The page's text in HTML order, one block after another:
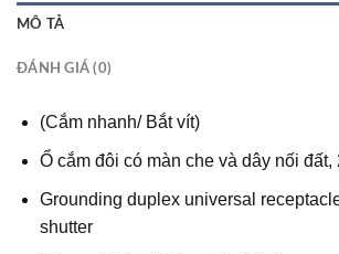
MÔ TẢ
ĐÁNH GIÁ (0)
(Cắm nhanh/ Bắt vít)
Ổ cắm đôi có màn che và dây nối đất,
Grounding duplex universal
shutter